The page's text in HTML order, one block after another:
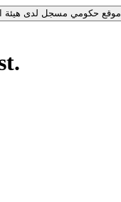
موقع حكومي مسجل لدى هيئة